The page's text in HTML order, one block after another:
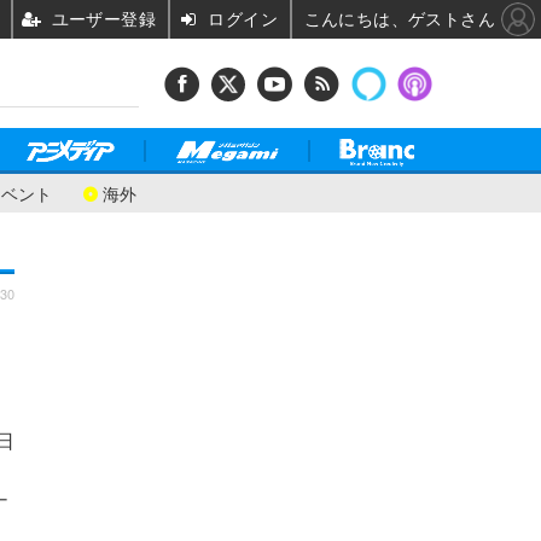
ント 海外
ユーザー登録 ログイン こんにちは、ゲストさん